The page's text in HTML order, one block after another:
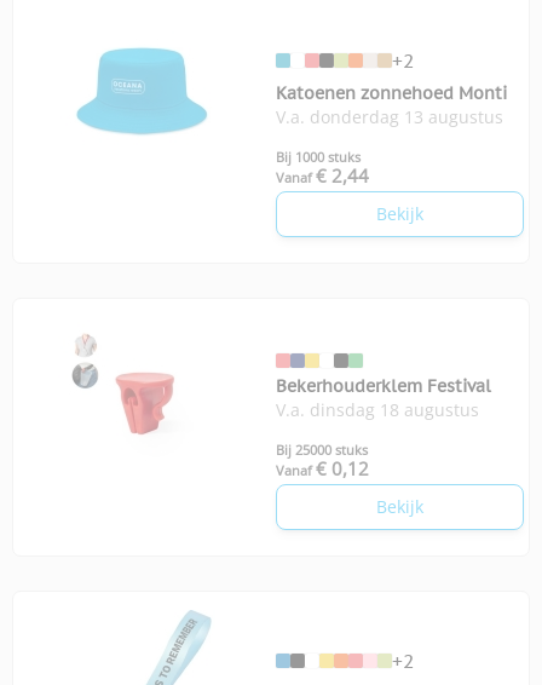
+2
Katoenen zonnehoed Monti
V.a. donderdag 13 augustus
Bij 1000 stuks
Vanaf € 2,44
Bekijk
Bekerhouderklem Festival
V.a. dinsdag 18 augustus
Bij 25000 stuks
Vanaf € 0,12
Bekijk
+2